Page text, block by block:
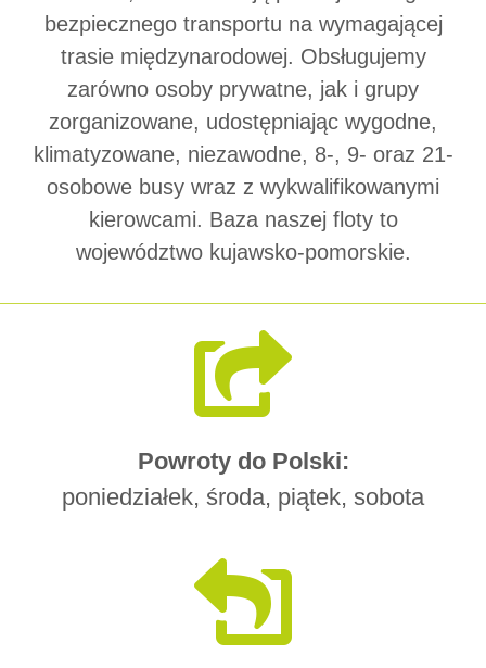
bezpiecznego transportu na wymagającej
trasie międzynarodowej. Obsługujemy
zarówno osoby prywatne, jak i grupy
zorganizowane, udostępniając wygodne,
klimatyzowane, niezawodne, 8-, 9- oraz 21-
osobowe busy wraz z wykwalifikowanymi
kierowcami. Baza naszej floty to
województwo kujawsko-pomorskie.
Powroty do Polski:
poniedziałek, środa, piątek, sobota